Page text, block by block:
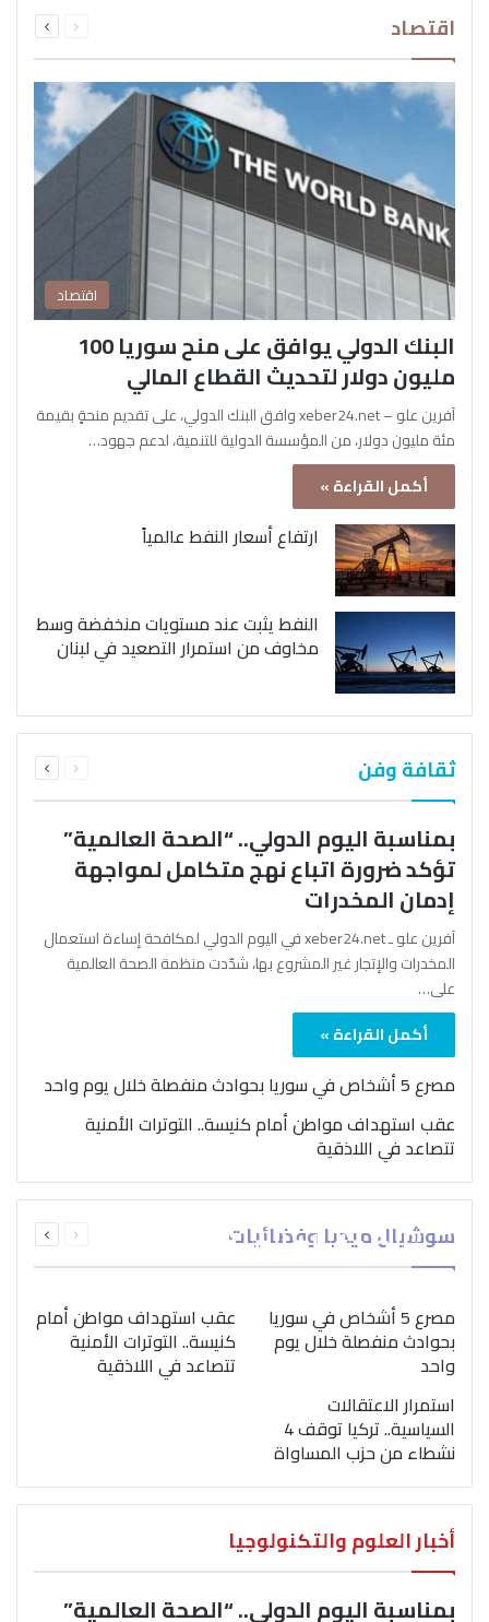
اقتصاد الصفحةالصفحة
اقتصاد
البنك الدولي يوافق على منح سوريا 100
مليون دولار لتحديث القطاع المالي
آفرين علو – xeber24.net وافق البنك الدولي، على تقديم منحةٍ بقيمة
مئة مليون دولار، من المؤسسة الدولية للتنمية، لدعم جهود…
أكمل القراءة »
ارتفاع أسعار النفط عالمياً
النفط يثبت عند مستويات منخفضة وسط
مخاوف من استمرار التصعيد في لبنان
ثقافة وفن الصفحةالصفحة
بمناسبة اليوم الدولي.. “الصحة العالمية”
تؤكد ضرورة اتباع نهج متكامل لمواجهة
إدمان المخدرات
آفرين علو ـ xeber24.net في اليوم الدولي لمكافحة إساءة استعمال
المخدرات والإتجار غير المشروع بها، شدّدت منظمة الصحة العالمية
على…
أكمل القراءة »
مصرع 5 أشخاص في سوريا بحوادث منفصلة خلال يوم واحد
عقب استهداف مواطن أمام كنيسة.. التوترات الأمنية
تتصاعد في اللاذقية
سوشيال ميديا وفضائيات الصفحةالصفحة
بمناسبة اليوم الدولي..
“الصحة العالمية” تؤكد
ضرورة اتباع نهج متكامل
لمواجهة إدمان المخدرات
مصرع 5 أشخاص في سوريا
بحوادث منفصلة خلال يوم
واحد
عقب استهداف مواطن أمام
كنيسة.. التوترات الأمنية
تتصاعد في اللاذقية
استمرار الاعتقالات
السياسية.. تركيا توقف 4
نشطاء من حزب المساواة
أخبار العلوم والتكنولوجيا
بمناسبة اليوم الدولي.. “الصحة العالمية”